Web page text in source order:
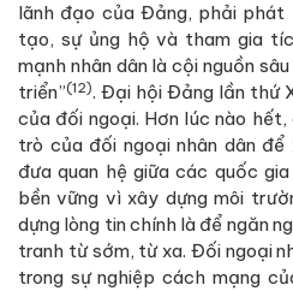
lãnh đạo của Đảng, phải phát
tạo, sự ủng hộ và tham gia
mạnh nhân dân là cội nguồn
triển”(12). Đại hội Đảng lần thứ
của đối ngoại. Hơn lúc nào
trò của đối ngoại nhân dân
đưa quan hệ giữa các quốc
bền vững vì xây dựng môi
dựng lòng tin chính là để ngăn
tranh từ sớm, từ xa. Đối ngoại
trong sự nghiệp cách mạng